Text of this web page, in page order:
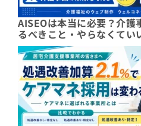
AISEOは本当に必要？介護
るべきこと・やらなくてい